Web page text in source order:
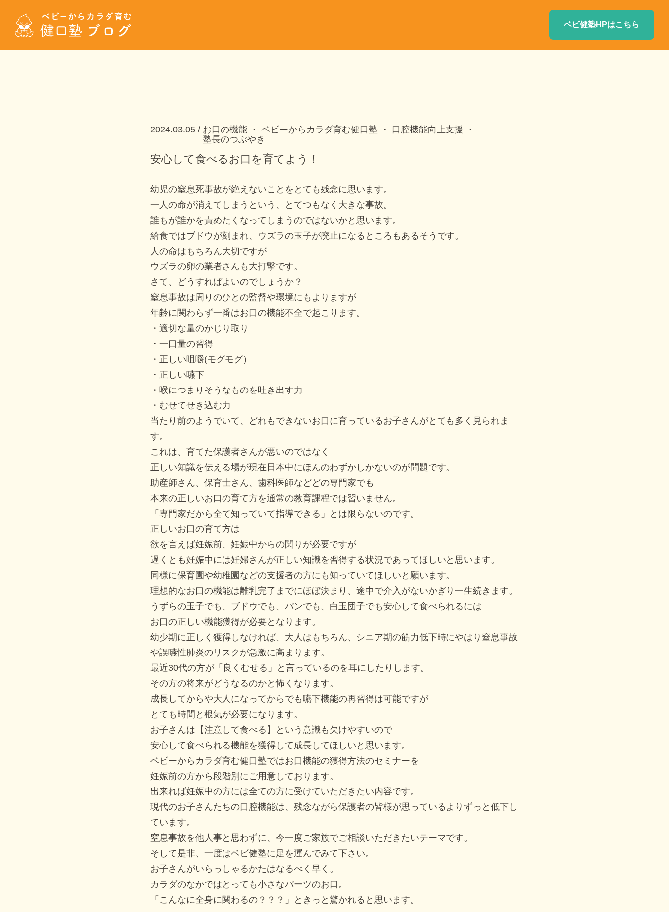
ベビ健塾HPはこちら
2024.03.05 お口の機能 ベビーからカラダ育む健口塾
口腔機能向上支援
塾長のつぶやき
安心して食べるお口を育てよう！
幼児の窒息死事故が絶えないことをとても残念に思います。
一人の命が消えてしまうという、とてつもなく大きな事故。
誰もが誰かを責めたくなってしまうのではないかと思います。
給食ではブドウが刻まれ、ウズラの玉子が廃止になるところもあるそうです。
人の命はもちろん大切ですが
ウズラの卵の業者さんも大打撃です。
さて、どうすればよいのでしょうか？
窒息事故は周りのひとの監督や環境にもよりますが
年齢に関わらず一番はお口の機能不全で起こります。
・適切な量のかじり取り
・一口量の習得
・正しい咀嚼(モグモグ）
・正しい嚥下
・喉につまりそうなものを吐き出す力
・むせてせき込む力
当たり前のようでいて、どれもできないお口に育っているお子さんがとても多く見られま
す。
これは、育てた保護者さんが悪いのではなく
正しい知識を伝える場が現在日本中にほんのわずかしかないのが問題です。
助産師さん、保育士さん、歯科医師などどの専門家でも
本来の正しいお口の育て方を通常の教育課程では習いません。
「専門家だから全て知っていて指導できる」とは限らないのです。
正しいお口の育て方は
欲を言えば妊娠前、妊娠中からの関りが必要ですが
遅くとも妊娠中には妊婦さんが正しい知識を習得する状況であってほしいと思います。
同様に保育園や幼稚園などの支援者の方にも知っていてほしいと願います。
理想的なお口の機能は離乳完了までにほぼ決まり、途中で介入がないかぎり一生続きます。
うずらの玉子でも、ブドウでも、パンでも、白玉団子でも安心して食べられるには
お口の正しい機能獲得が必要となります。
幼少期に正しく獲得しなければ、大人はもちろん、シニア期の筋力低下時にやはり窒息事故
や誤嚥性肺炎のリスクが急激に高まります。
最近30代の方が「良くむせる」と言っているのを耳にしたりします。
その方の将来がどうなるのかと怖くなります。
成長してからや大人になってからでも嚥下機能の再習得は可能ですが
とても時間と根気が必要になります。
お子さんは【注意して食べる】という意識も欠けやすいので
安心して食べられる機能を獲得して成長してほしいと思います。
ベビーからカラダ育む健口塾ではお口機能の獲得方法のセミナーを
妊娠前の方から段階別にご用意しております。
出来れば妊娠中の方には全ての方に受けていただきたい内容です。
現代のお子さんたちの口腔機能は、残念ながら保護者の皆様が思っているよりずっと低下し
ています。
窒息事故を他人事と思わずに、今一度ご家族でご相談いただきたいテーマです。
そして是非、一度はベビ健塾に足を運んでみて下さい。
お子さんがいらっしゃるかたはなるべく早く。
カラダのなかではとっても小さなパーツのお口。
「こんなに全身に関わるの？？？」ときっと驚かれると思います。